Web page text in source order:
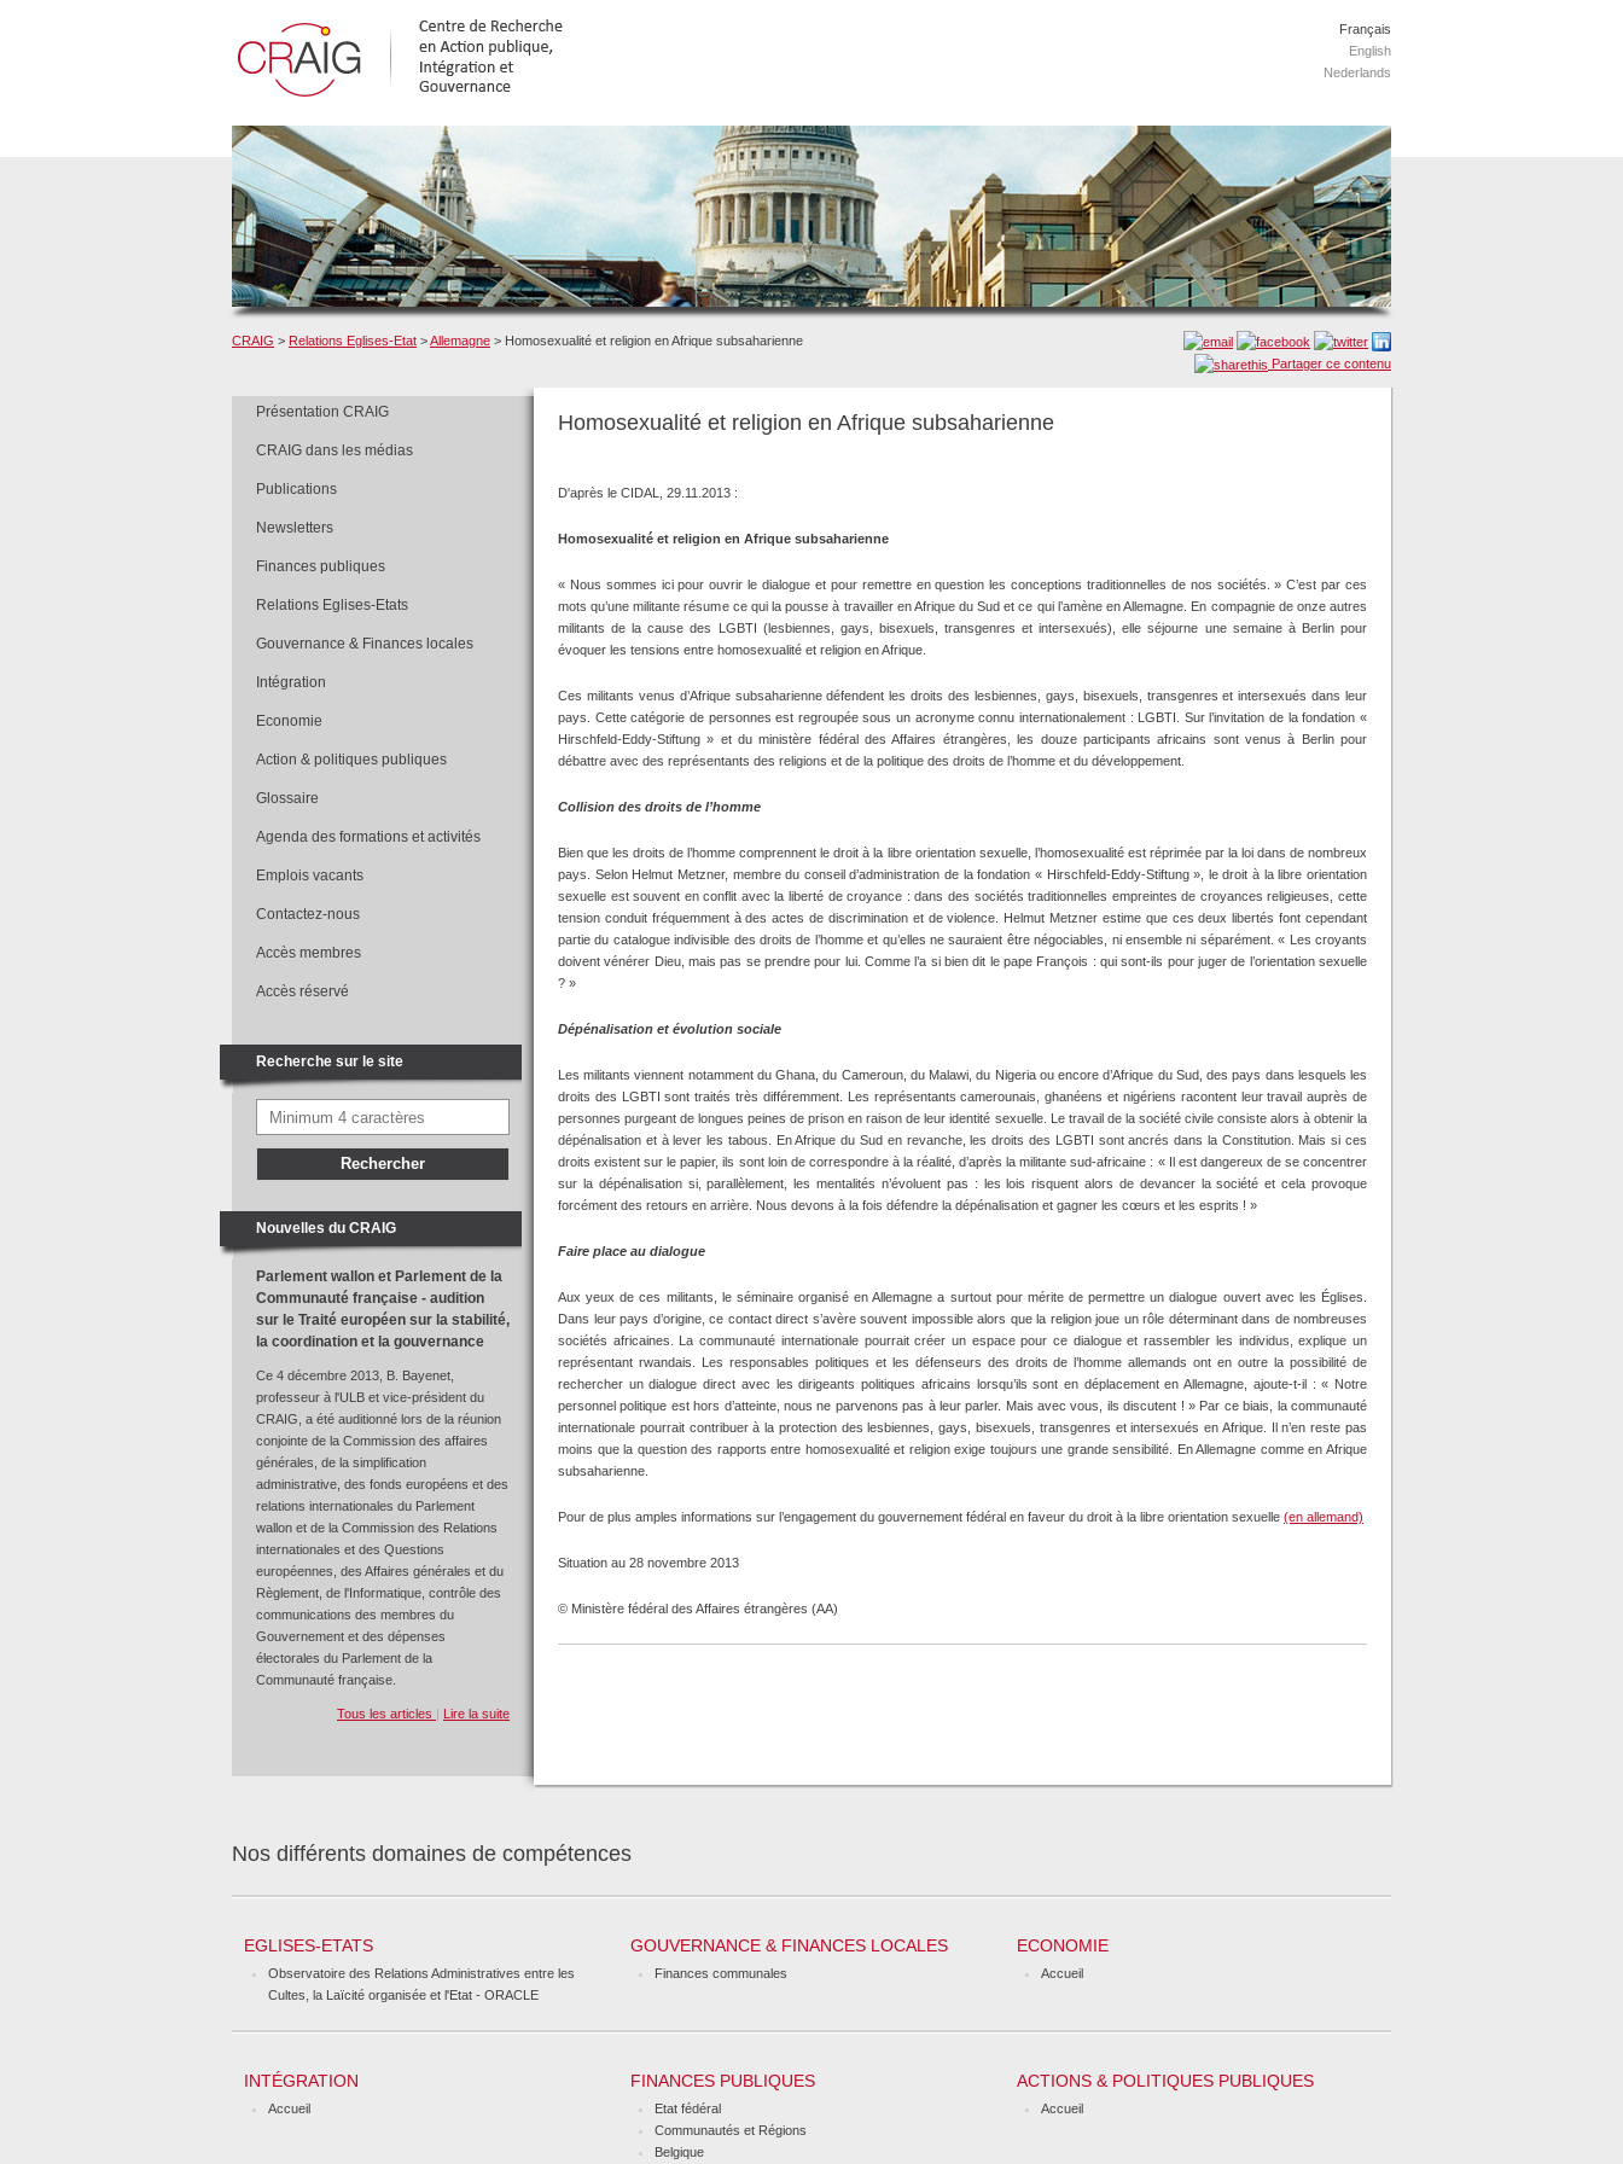
Français
English
Nederlands
CRAIG > Relations Eglises-Etat >Allemagne > Homosexualité et religion en Afrique subsaharienne
Partager ce contenu
Présentation CRAIG
CRAIG dans les médias
Publications
Newsletters
Finances publiques
Relations Eglises-Etats
Gouvernance & Finances locales
Intégration
Economie
Action & politiques publiques
Glossaire
Agenda des formations et activités
Emplois vacants
Contactez-nous
Accès membres
Accès réservé
Recherche sur le site
Nouvelles du CRAIG
Parlement wallon et Parlement de la
Communauté française - audition
sur le Traité européen sur la stabilité,
la coordination et la gouvernance
Ce 4 décembre 2013, B. Bayenet,
professeur à l'ULB et vice-président du
CRAIG, a été auditionné lors de la réunion
conjointe de la Commission des affaires
générales, de la simplification
administrative, des fonds européens et des
relations internationales du Parlement
wallon et de la Commission des Relations
internationales et des Questions
européennes, des Affaires générales et du
Règlement, de l'Informatique, contrôle des
communications des membres du
Gouvernement et des dépenses
électorales du Parlement de la
Communauté française.
Tous les articles | Lire la suite
Homosexualité et religion en Afrique subsaharienne
D'après le CIDAL, 29.11.2013 :
Homosexualité et religion en Afrique subsaharienne
« Nous sommes ici pour ouvrir le dialogue et pour remettre en question les conceptions traditionnelles de nos sociétés. » C’est par ces
mots qu’une militante résume ce qui la pousse à travailler en Afrique du Sud et ce qui l’amène en Allemagne. En compagnie de onze autres
militants de la cause des LGBTI (lesbiennes, gays, bisexuels, transgenres et intersexués), elle séjourne une semaine à Berlin pour
évoquer les tensions entre homosexualité et religion en Afrique.
Ces militants venus d’Afrique subsaharienne défendent les droits des lesbiennes, gays, bisexuels, transgenres et intersexués dans leur
pays. Cette catégorie de personnes est regroupée sous un acronyme connu internationalement : LGBTI. Sur l’invitation de la fondation «
Hirschfeld-Eddy-Stiftung » et du ministère fédéral des Affaires étrangères, les douze participants africains sont venus à Berlin pour
débattre avec des représentants des religions et de la politique des droits de l’homme et du développement.
Collision des droits de l’homme
Bien que les droits de l’homme comprennent le droit à la libre orientation sexuelle, l’homosexualité est réprimée par la loi dans de nombreux
pays. Selon Helmut Metzner, membre du conseil d’administration de la fondation « Hirschfeld-Eddy-Stiftung », le droit à la libre orientation
sexuelle est souvent en conflit avec la liberté de croyance : dans des sociétés traditionnelles empreintes de croyances religieuses, cette
tension conduit fréquemment à des actes de discrimination et de violence. Helmut Metzner estime que ces deux libertés font cependant
partie du catalogue indivisible des droits de l’homme et qu’elles ne sauraient être négociables, ni ensemble ni séparément. « Les croyants
doivent vénérer Dieu, mais pas se prendre pour lui. Comme l’a si bien dit le pape François : qui sont‑ils pour juger de l’orientation sexuelle
? »
Dépénalisation et évolution sociale
Les militants viennent notamment du Ghana, du Cameroun, du Malawi, du Nigeria ou encore d’Afrique du Sud, des pays dans lesquels les
droits des LGBTI sont traités très différemment. Les représentants camerounais, ghanéens et nigériens racontent leur travail auprès de
personnes purgeant de longues peines de prison en raison de leur identité sexuelle. Le travail de la société civile consiste alors à obtenir la
dépénalisation et à lever les tabous. En Afrique du Sud en revanche, les droits des LGBTI sont ancrés dans la Constitution. Mais si ces
droits existent sur le papier, ils sont loin de correspondre à la réalité, d’après la militante sud‑africaine : « Il est dangereux de se concentrer
sur la dépénalisation si, parallèlement, les mentalités n’évoluent pas : les lois risquent alors de devancer la société et cela provoque
forcément des retours en arrière. Nous devons à la fois défendre la dépénalisation et gagner les cœurs et les esprits ! »
Faire place au dialogue
Aux yeux de ces militants, le séminaire organisé en Allemagne a surtout pour mérite de permettre un dialogue ouvert avec les Églises.
Dans leur pays d’origine, ce contact direct s’avère souvent impossible alors que la religion joue un rôle déterminant dans de nombreuses
sociétés africaines. La communauté internationale pourrait créer un espace pour ce dialogue et rassembler les individus, explique un
représentant rwandais. Les responsables politiques et les défenseurs des droits de l’homme allemands ont en outre la possibilité de
rechercher un dialogue direct avec les dirigeants politiques africains lorsqu’ils sont en déplacement en Allemagne, ajoute‑t‑il : « Notre
personnel politique est hors d’atteinte, nous ne parvenons pas à leur parler. Mais avec vous, ils discutent ! » Par ce biais, la communauté
internationale pourrait contribuer à la protection des lesbiennes, gays, bisexuels, transgenres et intersexués en Afrique. Il n’en reste pas
moins que la question des rapports entre homosexualité et religion exige toujours une grande sensibilité. En Allemagne comme en Afrique
subsaharienne.
Pour de plus amples informations sur l’engagement du gouvernement fédéral en faveur du droit à la libre orientation sexuelle (en allemand)
Situation au 28 novembre 2013
© Ministère fédéral des Affaires étrangères (AA)
Nos différents domaines de compétences
EGLISES-ETATS
Observatoire des Relations Administratives entre les
Cultes, la Laïcité organisée et l'Etat - ORACLE
GOUVERNANCE & FINANCES LOCALES
Finances communales
ECONOMIE
Accueil
INTÉGRATION
Accueil
FINANCES PUBLIQUES
Etat fédéral
Communautés et Régions
Belgique
ACTIONS & POLITIQUES PUBLIQUES
Accueil